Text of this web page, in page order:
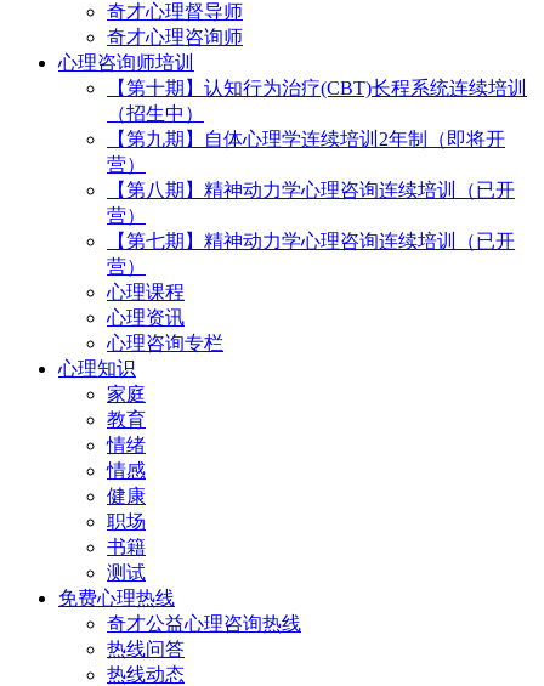
奇才心理督导师
奇才心理咨询师
心理咨询师培训
【第十期】认知行为治疗(CBT)长程系统连续培训
（招生中）
【第九期】自体心理学连续培训2年制（即将开
营）
【第八期】精神动力学心理咨询连续培训（已开
营）
【第七期】精神动力学心理咨询连续培训（已开
营）
心理课程
心理资讯
心理咨询专栏
心理知识
家庭
教育
情绪
情感
健康
职场
书籍
测试
免费心理热线
奇才公益心理咨询热线
热线问答
热线动态